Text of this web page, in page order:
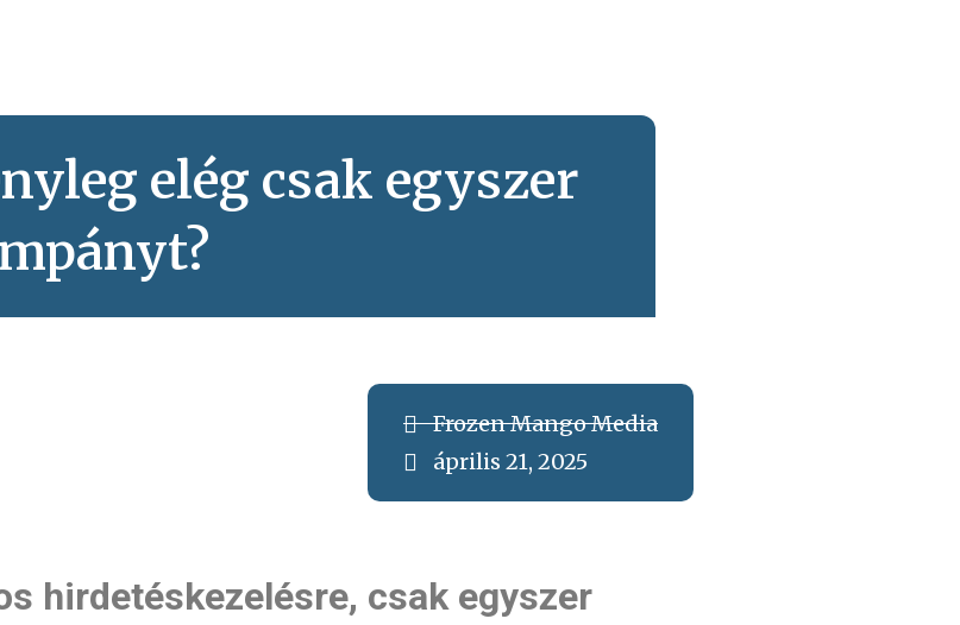
elég csak egyszer
Frozen Mango Media
április 21, 2025
hirdetéskezelésre, csak egyszer